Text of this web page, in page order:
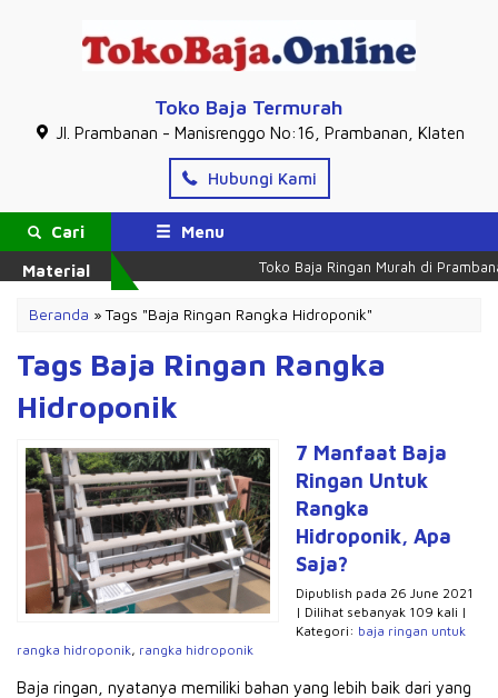
Toko Baja Termurah
Jl. Prambanan - Manisrenggo No:16, Prambanan, Klaten
Hubungi Kami
Cari
Material
Menu
Toko Baja Ringan Murah di
Beranda »Tags "Baja Ringan Rangka Hidroponik"
Tags Baja Ringan Rangka
Hidroponik
7 Manfaat Baja
Ringan Untuk
Rangka
Hidroponik, Apa
Saja?
Dipublish pada 26 June 2021
| Dilihat sebanyak 109 kali |
Kategori: baja ringan untuk
rangka hidroponik, rangka hidroponik
Baja ringan, nyatanya memiliki bahan yang lebih baik dari yang